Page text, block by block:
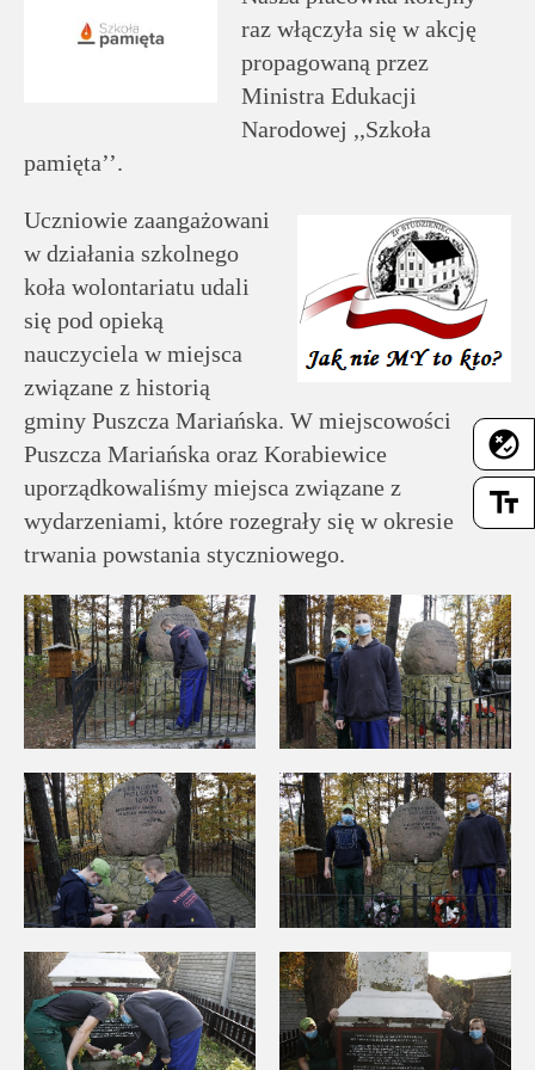
flaky
text_fields
Wirtualny
spacer
Mapa
strony
Deklaracja
dostępności
raz włączyła się w akcję
propagowaną przez
Ministra Edukacji
Narodowej ,,Szkoła
pamięta’’.
Uczniowie zaangażowani
w działania szkolnego
koła wolontariatu udali
się pod opieką
nauczyciela w miejsca
związane z historią
gminy Puszcza Mariańska. W miejscowości
Puszcza Mariańska oraz Korabiewice
uporządkowaliśmy miejsca związane z
wydarzeniami, które rozegrały się w okresie
trwania powstania styczniowego.